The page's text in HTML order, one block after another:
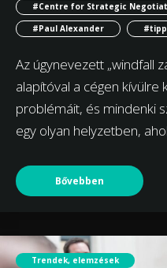
#Centre for Strategic
#Paul Alexander
Az úgynevezett „windfall
alapítóval a cégen
problémáit, és mindenki
egy olyan helyzetben,
Bővebben
Trendek, elemzések